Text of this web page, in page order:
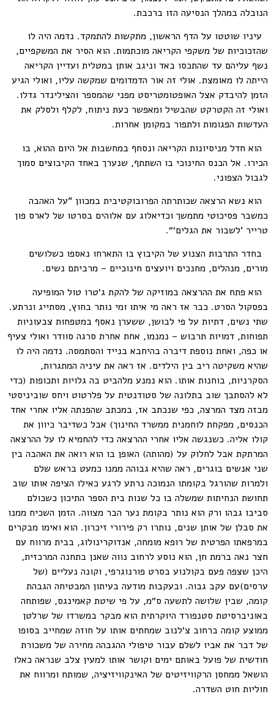
הנובלה במהלך הנסיעה הזו ברכבת.
עיניו שוטטו על הדף הראשון, מתקשות להתמקד. נדמה היה לו
שהזכוכיות של משקפי הקריאה מוכתמות. הוא הסיר את המשקפיים,
נשף עליהם עד שהתכסו באד וניגב אותן במטלית ועדיין הקריאה
הייתה לו מאומצת. אולי זה אור הדמדומים שמקשה עליו, ואולי הגיע
הזמן להיבדק אצל האופטומטריסט מפני שהמספר והצילינדר גדלו.
ואולי זה הקטרקט שהבשיל ומאפשר כעת ניתוח, לקלף ולסלק את
העדשות הפגומות ולתפור במקומן אחרות.
הוא חדל מניסיונות הקריאה ונסחף במחשבות אל היום ההוא, בו
הכירו. אל הכנס החינוכי בו השתתף, שנערך באחד הקיבוצים סמוך
לגבול הצפוני.
הוא נשא הרצאה שכותרתה הפרובוקטיבית במכוון “על האהבה
כמשבר פסיכוטי מתמשך וכדיאלוג עם אלוהים בסרטו של לארס פון
טרייר ‘לשבור את הגלים׳״.
בחדר התרבות הצנוע של הקיבוץ בו התארחו נאספו כשלושים
מורים, מנהלים, מחנכים ויועצים חינוכיים – מרביתם נשים.
הוא פתח את ההרצאה במוזיקה של להקת ג׳טרו טול המופיעה
בפסקול הסרט. כבר אז ראה מי איתו ומי נותר בחוץ, מסתייג ונרתע.
שתי נשים, דתיות על פי לבושן, ששערן נאסף במטפחות צבעוניות
תפוחות, דמויות תרבוש – נמנמו, אחת אחרת סרגה סוודר ואולי צעיף
או כפה, ואחת נוספת דיברה בהיחבא בנייד והסתמסה. נדמה היה לו
שהיא משקיטה ריב בין הילדים. אז ראה את עיניה המתגרות,
הסקרניות, בוחנות אותו. הוא נמנע מלהביט בה גלויות ותכופות (כדי
לא להסתבך שוב בתלונה של סטודנטית על פלרטוט ויחס שוביניסטי
מבזה מצד המרצה, כפי שנכתב אז, במכתב שהפנתה אליו אחרי אחד
הכנסים, מפקחת לוחמנית ממשרד החינוך) אבל כשדיבר כיוון את
קולו אליה. כשנגשה אליו אחרי ההרצאה כדי להחמיא לו על ההרצאה
המרתקת אבל לחלוק על (מהותה) האופן בו הוא רואה את האהבה בין
שני אנשים בוגרים, ראה שהיא גבוהה ממנו כמעט בראש שלם
ולמרות שהורגל בקומתו הנמוכה נרתע לרגע כאילו הציפה אותו שוב
תחושת הנחיתות שמשלה בו כל שנות בית הספר התיכון כשכולם
סביבו גבהו ורק הוא נותר בקומת נער הבר מצווה. הזמן השכיח ממנו
את סבלן של אותן שנים, נותרו רק פירורי זיכרון. הוא ואימו מבקרים
במרפאתו הפרטית של רופא מומחה, אנדוקרינולוג, בבית מרווח עם
חצר נאה ברמת חן, הוא נוסע לרחוב נווה שאנן בתחנה המרכזית,
היכן שצפה פעם בקולנוע בסרט פורנוגרפי, וקונה נעליים (של
ערסים)עם עקב גבוה. ובעקבות מודעה בעיתון המבטיחה הגבהת
קומה, שבין שלושה לתשעה ס״מ, על פי שיטת קאמינגס, שפותחה
באוניברסיטת סטנפורד היוקרתית הוא מבקר במשרדו של שרלטן
ממוצע קומה ברחוב צ׳לנוב שמחתים אותו על חוזה שמחייב בסופו
של דבר את אביו לשלם עבור טיפולי ההגבהה מחירה של משכורת
חודשית של פועל באותם ימים וקושר אותו למעין צלב שנראה כאלו
הושאל ממחסן הרקוויזיטים של האינקוויזיציה, שמותח ומרווח את
חוליות חוט השדרה.